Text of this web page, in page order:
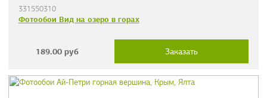
331550310
Фотообои Вид на озеро в горах
189.00 руб Заказать